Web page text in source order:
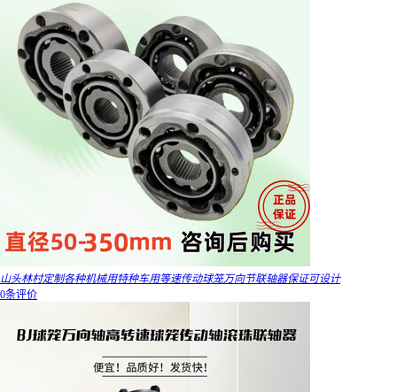
山头林村定制各种机械用特种车用等速传动球笼万向节联轴器保证可设计
0条评价